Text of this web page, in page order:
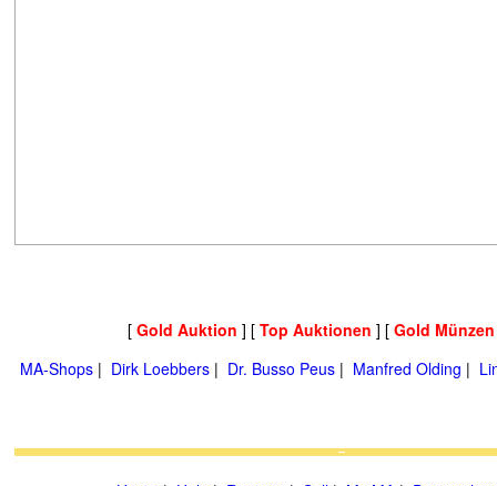
[ Gold Auktion ] [ Top Auktionen ] [ Gold
MA-Shops | Dirk Loebbers | Dr. Busso Peus | Manfred Olding |